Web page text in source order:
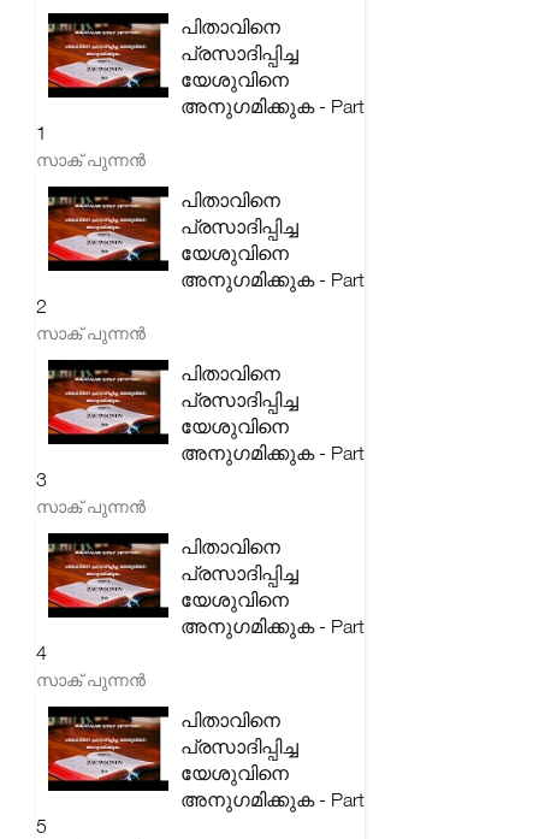
പിതാവിനെ
പ്രസാദിപ്പിച്ച
യേശുവിനെ
അനുഗമിക്കുക - Part
1
സാക് പുന്നൻ
പിതാവിനെ
പ്രസാദിപ്പിച്ച
യേശുവിനെ
അനുഗമിക്കുക - Part
2
സാക് പുന്നൻ
പിതാവിനെ
പ്രസാദിപ്പിച്ച
യേശുവിനെ
അനുഗമിക്കുക - Part
3
സാക് പുന്നൻ
പിതാവിനെ
പ്രസാദിപ്പിച്ച
യേശുവിനെ
അനുഗമിക്കുക - Part
4
സാക് പുന്നൻ
പിതാവിനെ
പ്രസാദിപ്പിച്ച
യേശുവിനെ
അനുഗമിക്കുക - Part
5